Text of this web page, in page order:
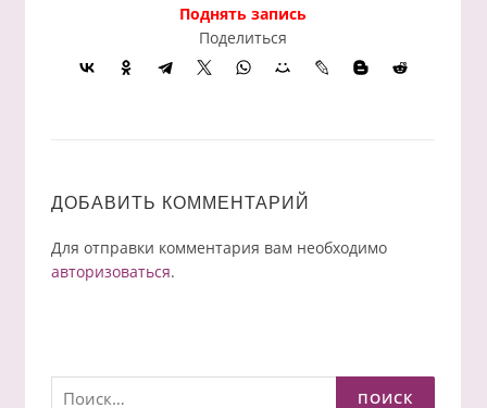
Поднять запись
Поделиться
ДОБАВИТЬ КОММЕНТАРИЙ
Для отправки комментария вам необходимо
авторизоваться.
Найти: